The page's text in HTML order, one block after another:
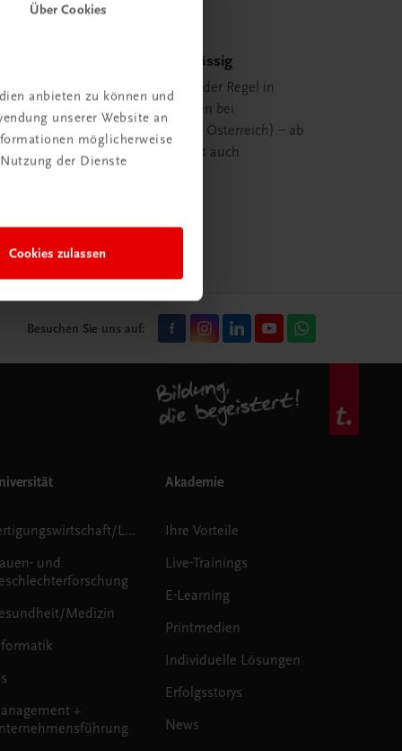
Über Cookies
anbieten zu können und
unserer Website an
möglicherweise
der Dienste
Cookies zulassen
Schnell und zuverlässig
Ihre Bestellung ist in der Regel in
spätestens 48 Stunden bei
Ihnen (innerhalb von Österreich) – ab
29,00 EUR Bestellwert auch
Besuchen Sie uns auf:
Fertigungswirtschaft/Logistik
und
Medizin
+
Akademie
Ihre Vorteile
Live-Trainings
E-Learning
Printmedien
Individuelle Lösungen
Erfolgsstorys
News